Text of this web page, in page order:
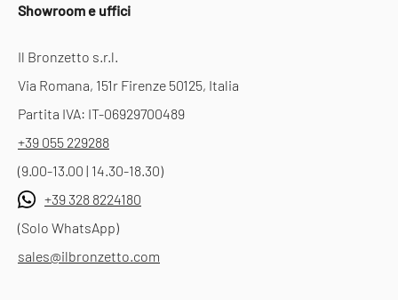
Showroom e uffici
Il Bronzetto s.r.l.
Via Romana, 151r Firenze 50125, Italia
Partita IVA: IT-06929700489
+39 055 229288
(9.00-13.00 | 14.30-18.30)
+39 328 8224180
(Solo WhatsApp)
sales@ilbronzetto.com